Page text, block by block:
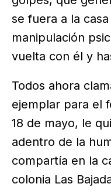
se fuera a la
manipulación
vuelta con él y
Todos ahora
ejemplar para el
18 de mayo, le
adentro de la
compartía en la
colonia Las